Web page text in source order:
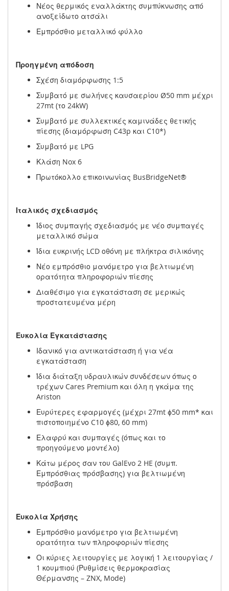
Νέος θερμικός εναλλάκτης συμπύκνωσης από
ανοξείδωτο ατσάλι
Εμπρόσθιο μεταλλικό φύλλο
Προηγμένη απόδοση
Σχέση διαμόρφωσης 1:5
Συμβατό με σωλήνες καυσαερίου Ø50 mm μέχρι
27mt (το 24kW)
Συμβατό με συλλεκτικές καμινάδες θετικής
πίεσης (διαμόρφωση C43p και C10*)
Συμβατό με LPG
Κλάση Nox 6
Πρωτόκολλο επικοινωνίας BusBridgeNet®
Ιταλικός σχεδιασμός
Ίδιος συμπαγής σχεδιασμός με νέο συμπαγές
μεταλλικό σώμα
Ίδια ευκρινής LCD οθόνη με πλήκτρα σιλικόνης
Νέο εμπρόσθιο μανόμετρο για βελτιωμένη
ορατότητα πληροφοριών πίεσης
Διαθέσιμο για εγκατάσταση σε μερικώς
προστατευμένα μέρη
Ευκολία Εγκατάστασης
Ιδανικό για αντικατάσταση ή για νέα
εγκατάσταση
Ίδια διάταξη υδραυλικών συνδέσεων όπως ο
τρέχων Cares Premium και όλη η γκάμα της
Ariston
Ευρύτερες εφαρμογές (μέχρι 27mt ɸ50 mm* και
πιστοποιημένο C10 ɸ80, 60 mm)
Ελαφρύ και συμπαγές (όπως και το
προηγούμενο μοντέλο)
Κάτω μέρος σαν του GalEvo 2 HE (συμπ.
Εμπρόσθιας πρόσβασης) για βελτιωμένη
πρόσβαση
Ευκολία Χρήσης
Εμπρόσθιο μανόμετρο για βελτιωμένη
ορατότητα των πληροφοριών πίεσης
Οι κύριες λειτουργίες με λογική 1 λειτουργίας /
1 κουμπιού (Ρυθμίσεις θερμοκρασίας
Θέρμανσης – ZNX, Mode)